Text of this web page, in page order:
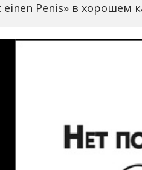
Penis» в хорошем